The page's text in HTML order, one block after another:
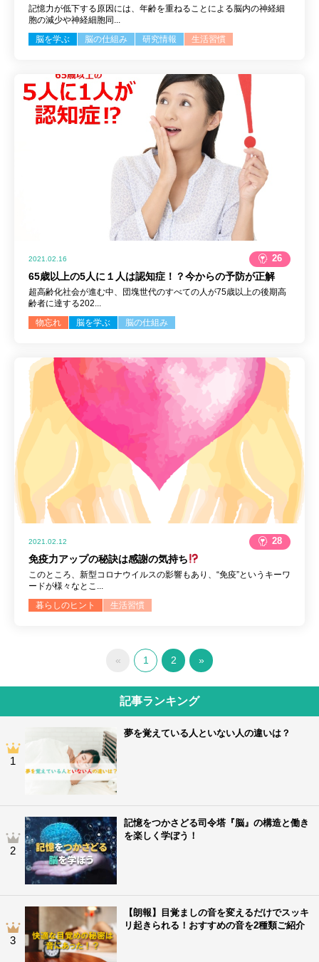
記憶力が低下する原因には、年齢を重ねることによる脳内の神経細
胞の減少や神経細胞同...
脳を学ぶ
脳の仕組み 研究情報 生活習慣
2021.02.16 26
65歳以上の5人に１人は認知症！？今からの予防が正解
超高齢化社会が進む中、団塊世代のすべての人が75歳以上の後期高
齢者に達する202...
物忘れ
脳を学ぶ 脳の仕組み
2021.02.12 28
免疫力アップの秘訣は感謝の気持ち
このところ、新型コロナウイルスの影響もあり、“免疫”というキーワ
ードが様々なとこ...
暮らしのヒント
生活習慣
« 1 2 »
記事ランキング
1
夢を覚えている人といない人の違いは？
2
記憶をつかさどる司令塔『脳』の構造と働き
を楽しく学ぼう！
3
【朗報】目覚ましの音を変えるだけでスッキ
リ起きられる！おすすめの音を2種類ご紹介